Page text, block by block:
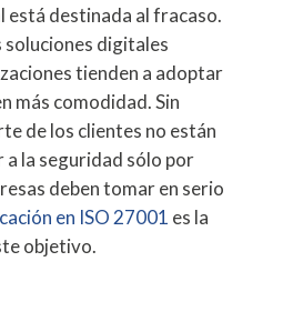
destinada al fracaso.
soluciones digitales
tienden a adoptar
más comodidad. Sin
de los clientes no están
a la seguridad sólo por
deben tomar en serio
en ISO 27001 es la
objetivo.